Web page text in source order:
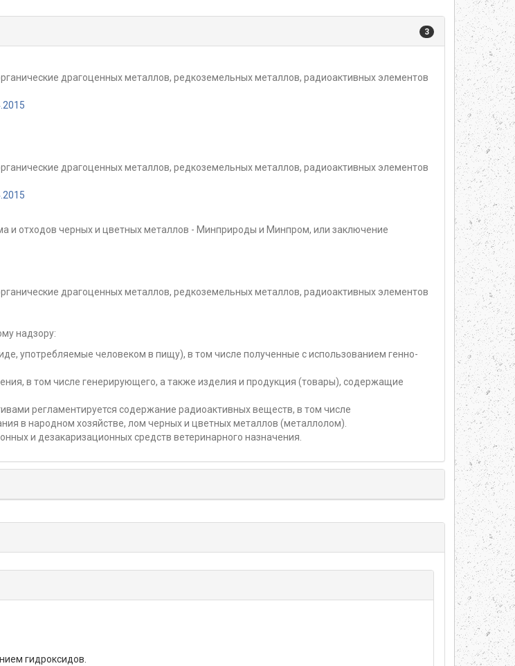
3
драгоценных металлов, редкоземельных металлов, радиоактивных элементов
драгоценных металлов, редкоземельных металлов, радиоактивных элементов
и отходов черных и цветных металлов - Минприроды и Минпром, или заключение
драгоценных металлов, редкоземельных металлов, радиоактивных элементов
надзору:
употребляемые человеком в пищу), в том числе полученные с использованием генно-
в том числе генерирующего, а также изделия и продукция (товары), содержащие
регламентируется содержание радиоактивных веществ, в том числе
в народном хозяйстве, лом черных и цветных металлов (металлолом).
и дезакаризационных средств ветеринарного назначения.
гидроксидов.